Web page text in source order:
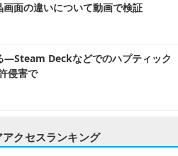
面の違いについて動画で検証
―Steam Deckなどでのハプティック
侵害で
アクセスランキング